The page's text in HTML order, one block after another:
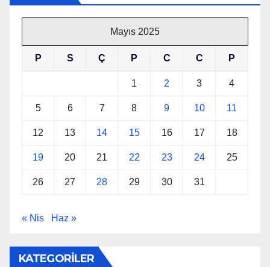
Mayıs 2025
P S Ç P C C P
1 2 3 4
5 6 7 8 9 10 11
12 13 14 15 16 17 18
19 20 21 22 23 24 25
26 27 28 29 30 31
« Nis Haz »
KATEGORİLER